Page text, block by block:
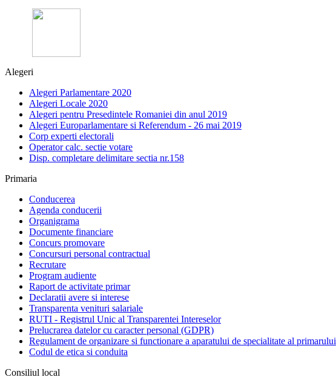
Alegeri
Alegeri Parlamentare 2020
Alegeri Locale 2020
Alegeri pentru Presedintele Romaniei din anul 2019
Alegeri Europarlamentare si Referendum - 26 mai 2019
Corp experti electorali
Operator calc. sectie votare
Disp. completare delimitare sectia nr.158
Primaria
Conducerea
Agenda conducerii
Organigrama
Documente financiare
Concurs promovare
Concursuri personal contractual
Recrutare
Program audiente
Raport de activitate primar
Declaratii avere si interese
Transparenta venituri salariale
RUTI - Registrul Unic al Transparentei Intereselor
Prelucrarea datelor cu caracter personal (GDPR)
Regulament de organizare si functionare a aparatului de specialitate al primarului
Codul de etica si conduita
Consiliul local